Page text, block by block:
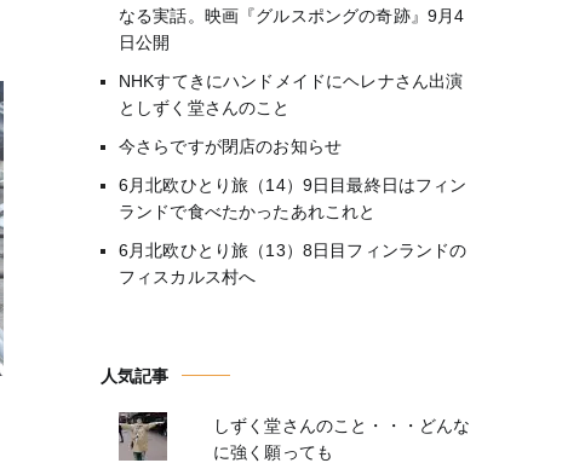
なる実話。映画『グルスポングの奇跡』9月4
日公開
NHKすてきにハンドメイドにヘレナさん出演
としずく堂さんのこと
今さらですが閉店のお知らせ
6月北欧ひとり旅（14）9日目最終日はフィン
ランドで食べたかったあれこれと
6月北欧ひとり旅（13）8日目フィンランドの
フィスカルス村へ
人気記事
しずく堂さんのこと・・・どんな
に強く願っても